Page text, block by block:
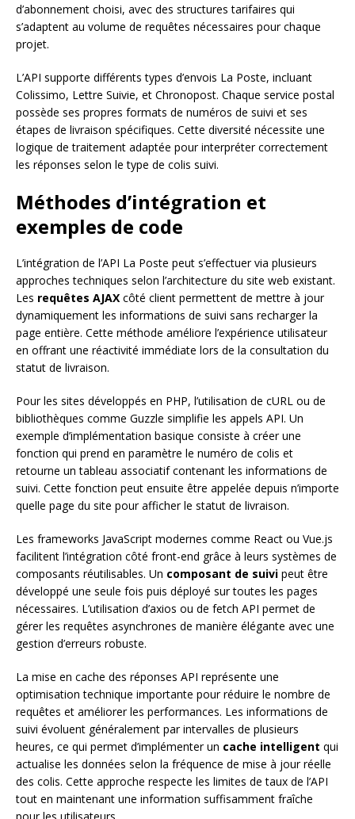
d’abonnement choisi, avec des structures tarifaires qui
s’adaptent au volume de requêtes nécessaires pour chaque
projet.
L’API supporte différents types d’envois La Poste, incluant
Colissimo, Lettre Suivie, et Chronopost. Chaque service postal
possède ses propres formats de numéros de suivi et ses
étapes de livraison spécifiques. Cette diversité nécessite une
logique de traitement adaptée pour interpréter correctement
les réponses selon le type de colis suivi.
Méthodes d’intégration et
exemples de code
L’intégration de l’API La Poste peut s’effectuer via plusieurs
approches techniques selon l’architecture du site web existant.
Les requêtes AJAX côté client permettent de mettre à jour
dynamiquement les informations de suivi sans recharger la
page entière. Cette méthode améliore l’expérience utilisateur
en offrant une réactivité immédiate lors de la consultation du
statut de livraison.
Pour les sites développés en PHP, l’utilisation de cURL ou de
bibliothèques comme Guzzle simplifie les appels API. Un
exemple d’implémentation basique consiste à créer une
fonction qui prend en paramètre le numéro de colis et
retourne un tableau associatif contenant les informations de
suivi. Cette fonction peut ensuite être appelée depuis n’importe
quelle page du site pour afficher le statut de livraison.
Les frameworks JavaScript modernes comme React ou Vue.js
facilitent l’intégration côté front-end grâce à leurs systèmes de
composants réutilisables. Un composant de suivi peut être
développé une seule fois puis déployé sur toutes les pages
nécessaires. L’utilisation d’axios ou de fetch API permet de
gérer les requêtes asynchrones de manière élégante avec une
gestion d’erreurs robuste.
La mise en cache des réponses API représente une
optimisation technique importante pour réduire le nombre de
requêtes et améliorer les performances. Les informations de
suivi évoluent généralement par intervalles de plusieurs
heures, ce qui permet d’implémenter un cache intelligent qui
actualise les données selon la fréquence de mise à jour réelle
des colis. Cette approche respecte les limites de taux de l’API
tout en maintenant une information suffisamment fraîche